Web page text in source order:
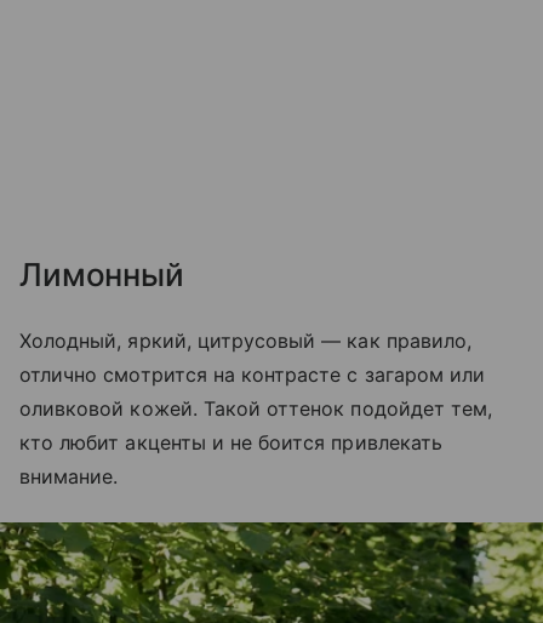
Лимонный
Холодный, яркий, цитрусовый — как правило,
отлично смотрится на контрасте с загаром или
оливковой кожей. Такой оттенок подойдет тем,
кто любит акценты и не боится привлекать
внимание.